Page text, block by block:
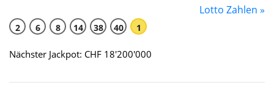
Lotto Zahlen »
2 6 8 14 38 40 1
Nächster Jackpot: CHF 18'200'000